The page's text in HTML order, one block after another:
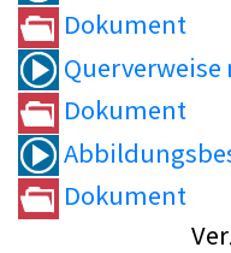
Dokument
Querverweise
Dokument
Dokument